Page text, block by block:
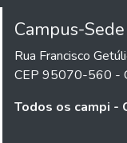
Campus-Sede
Rua Francisco
CEP 95070-560 -
Todos os campi -